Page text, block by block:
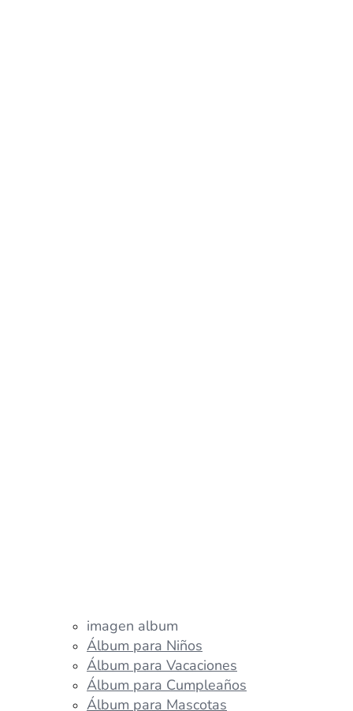
imagen album
Álbum para Niños
Álbum para Vacaciones
Álbum para Cumpleaños
Álbum para Mascotas